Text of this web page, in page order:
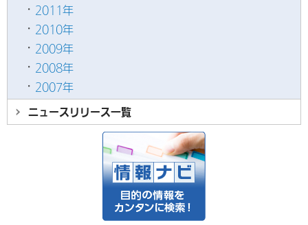
2011年
2010年
2009年
2008年
2007年
ニュースリリース一覧